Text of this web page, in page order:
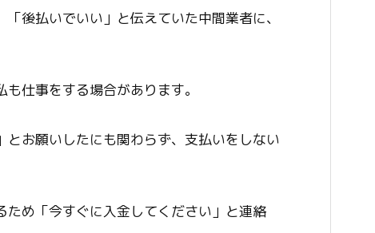
後払いでいい」と伝えていた中間業者に、
仕事をする場合があります。
お願いしたにも関わらず、支払いをしない
め「今すぐに入金してください」と連絡